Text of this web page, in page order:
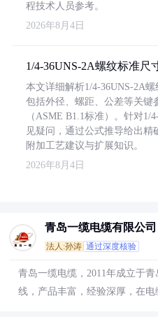
程技术人员参考。
2026年8月4日
1/4-36UNS-2A螺纹标准尺
本文详细解析1/4-36UNS-2A
包括外径、螺距、公差等关键
（ASME B1.1标准）。针对1/
见疑问，通过公式推导给出精
附加工艺建议与扩展知识。
2026年8月4日
青岛一缆电缆有限公司
法人:孙涛 通过深度核验
青岛一缆电缆，2011年成立于
线，产品丰富，经验深厚，在电